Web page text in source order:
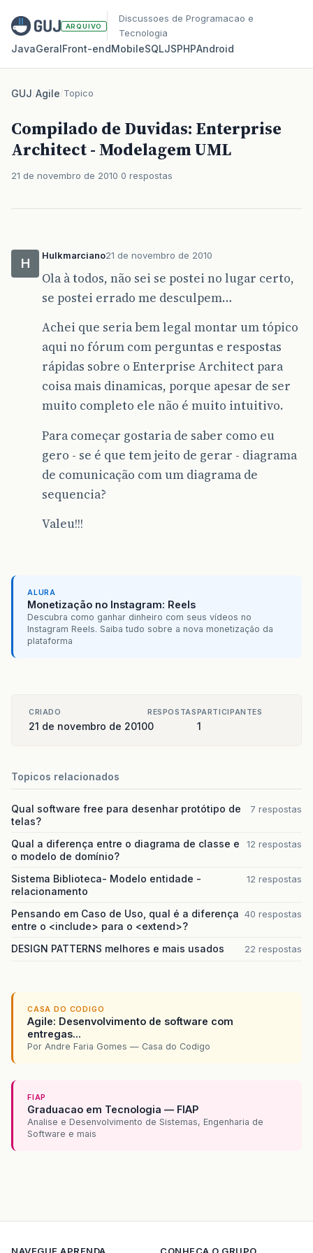
ARQUIVO
Discussoes de Programacao e
Tecnologia
JavaGeralFront‑endMobileSQLJSPHPAndroid
GUJ/Agile/Topico
Compilado de Duvidas: Enterprise
Architect - Modelagem UML
21 de novembro de 2010 0 respostas
H
Hulkmarciano21 de novembro de 2010
Ola à todos, não sei se postei no lugar certo,
se postei errado me desculpem…
Achei que seria bem legal montar um tópico
aqui no fórum com perguntas e respostas
rápidas sobre o Enterprise Architect para
coisa mais dinamicas, porque apesar de ser
muito completo ele não é muito intuitivo.
Para começar gostaria de saber como eu
gero - se é que tem jeito de gerar - diagrama
de comunicação com um diagrama de
sequencia?
Valeu!!!
ALURA
Monetização no Instagram: Reels
Descubra como ganhar dinheiro com seus vídeos no
Instagram Reels. Saiba tudo sobre a nova monetização da
plataforma
CRIADO
21 de novembro de 2010
RESPOSTAS
0
PARTICIPANTES
1
Topicos relacionados
Qual software free para desenhar protótipo de
telas?
7 respostas
Qual a diferença entre o diagrama de classe e
o modelo de domínio?
12 respostas
Sistema Biblioteca- Modelo entidade -
relacionamento
12 respostas
Pensando em Caso de Uso, qual é a diferença
entre o <include> para o <extend>?
40 respostas
DESIGN PATTERNS melhores e mais usados 22 respostas
CASA DO CODIGO
Agile: Desenvolvimento de software com
entregas...
Por Andre Faria Gomes — Casa do Codigo
FIAP
Graduacao em Tecnologia — FIAP
Analise e Desenvolvimento de Sistemas, Engenharia de
Software e mais